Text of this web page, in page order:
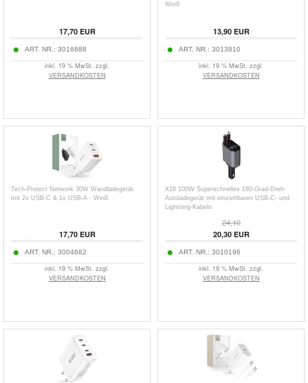
17,70EUR
ART. NR.: 3016888
inkl. 19 % MwSt. zzgl.
VERSANDKOSTEN
Weiß
13,90EUR
ART. NR.: 3013810
inkl. 19 % MwSt. zzgl.
VERSANDKOSTEN
Tech-Protect Network 30W Wandladegerät
mit 2x USB-C & 1x USB-A - Weiß
17,70EUR
ART. NR.: 3004682
inkl. 19 % MwSt. zzgl.
VERSANDKOSTEN
X16 100W Superschnelles 180-Grad-Dreh-
Autoladegerät mit einziehbaren USB-C- und
Lightning-Kabeln
24,10
20,30EUR
ART. NR.: 3010196
inkl. 19 % MwSt. zzgl.
VERSANDKOSTEN